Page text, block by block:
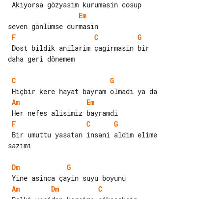
Em
F
C
G
daha geri dönemem
C
G
Am
Em
F
C
G
sazimi
Dm
G
Am
Dm
C